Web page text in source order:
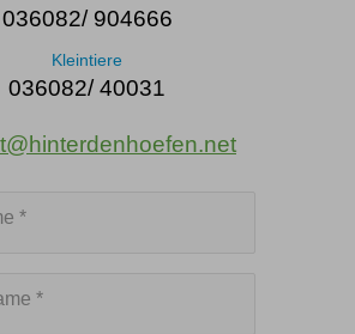
036082/ 904666
Kleintiere
036082/ 40031
*
*